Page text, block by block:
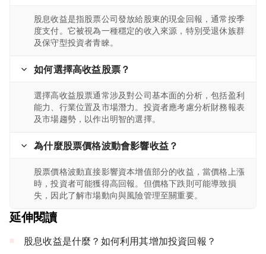
股息收益是指股票公司發放給股東的現金回報，通常按季
度支付。它被視為一種穩定的收入來源，特別受退休族群
及保守型投資者青睞。
如何選擇高收益股票？
選擇高收益股票通常涉及對公司基本面的分析，包括盈利
能力、行業位置及市場潛力。投資者應考慮分析財務報表
及市場趨勢，以作出明智的選擇。
為什麼股票價格波動會影響收益？
股票價格波動直接影響資本增值部分的收益，當價格上漲
時，投資者可能獲得高回報。但價格下跌則可能導致損
失，因此了解市場動向與風險管理至關重要。
延伸閱讀
股息收益是什麼？如何利用其增加投資回報？